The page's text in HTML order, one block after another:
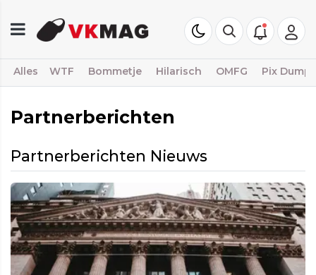
Alles WTF Bommetje Hilarisch OMFG Pix Dump
Partnerberichten
Partnerberichten Nieuws